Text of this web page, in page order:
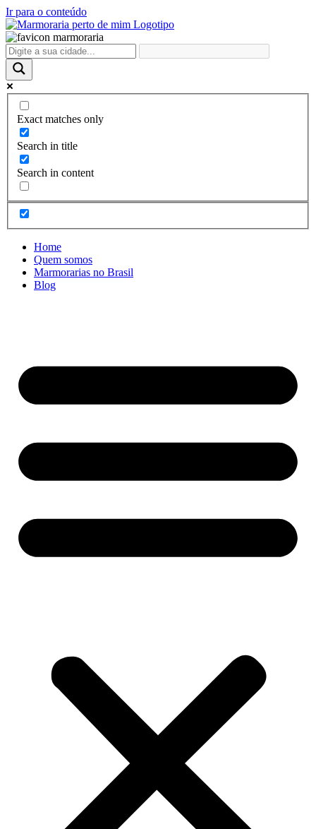
Ir para o conteúdo
Exact matches only
Search in title
Search in content
Home
Quem somos
Marmorarias no Brasil
Blog